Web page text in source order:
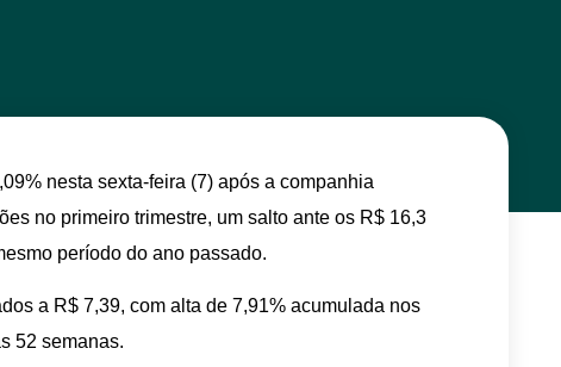
nesta sexta-feira (7) após a companhia
no primeiro trimestre, um salto ante os R$ 16,3
período do ano passado.
a R$ 7,39, com alta de 7,91% acumulada nos
52 semanas.